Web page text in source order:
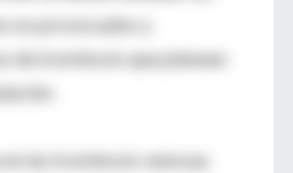
no provocados y
de trombosis que planean
las trombosis venosas